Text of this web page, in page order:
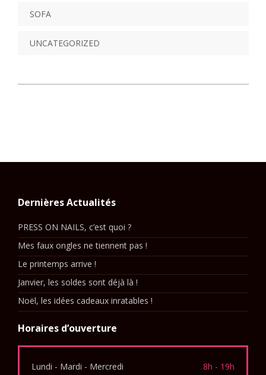
SOFA
UNCATEGORIZED
Dernières Actualités
PRESS ON NAILS, c’est quoi ?
Mes faux ongles ne tiennent pas !
Le printemps arrive !
Janvier, les soldes sont déjà là !
Noël, les idées cadeaux inratables !
Horaires d’ouverture
Lundi - Mardi - Mercredi 8h - 19h